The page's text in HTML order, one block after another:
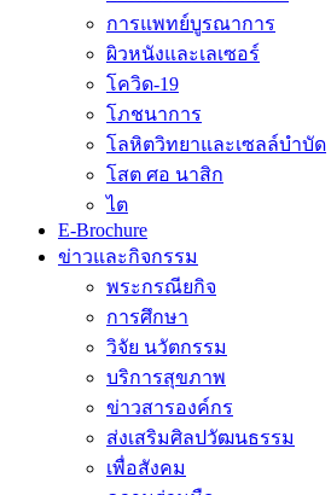
การแพทย์บูรณาการ
ผิวหนังและเลเซอร์
โควิด-19
โภชนาการ
โลหิตวิทยาและเซลล์บำบัด
โสต ศอ นาสิก
ไต
E-Brochure
ข่าวและกิจกรรม
พระกรณียกิจ
การศึกษา
วิจัย นวัตกรรม
บริการสุขภาพ
ข่าวสารองค์กร
ส่งเสริมศิลปวัฒนธรรม
เพื่อสังคม